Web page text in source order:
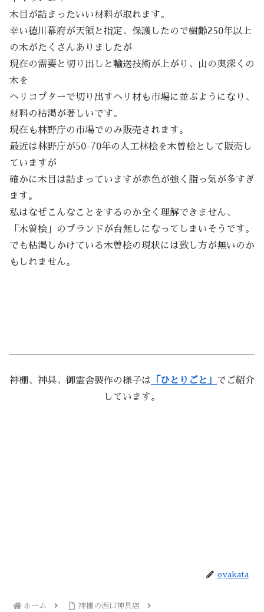
木目が詰まったいい材料が取れます。
幸い徳川幕府が天領と指定、保護したので樹齢250年以上
の木がたくさんありましたが
現在の需要と切り出しと輸送技術が上がり、山の奥深くの
木を
ヘリコプターで切り出すヘリ材も市場に並ぶようになり、
材料の枯渇が著しいです。
現在も林野庁の市場でのみ販売されます。
最近は林野庁が50-70年の人工林桧を木曽桧として販売し
ていますが
確かに木目は詰まっていますが赤色が強く脂っ気が多すぎ
ます。
私はなぜこんなことをするのか全く理解できません、
「木曽桧」のブランドが台無しになってしまいそうです。
でも枯渇しかけている木曽桧の現状には致し方が無いのか
もしれません。
神棚、神具、御霊舎製作の様子は 「ひとりごと」 でご紹介
しています。
oyakata
ホーム 神棚の西口神具店